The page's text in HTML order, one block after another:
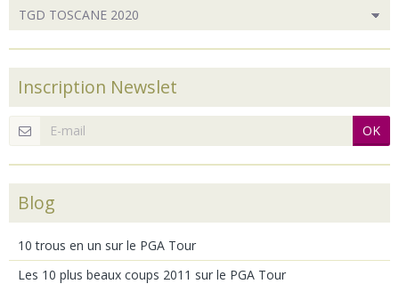
Inscription Newslet
OK
Blog
10 trous en un sur le PGA Tour
Les 10 plus beaux coups 2011 sur le PGA Tour